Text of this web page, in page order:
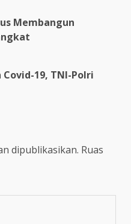
Membangun
19, TNI-Polri
dipublikasikan. Ruas